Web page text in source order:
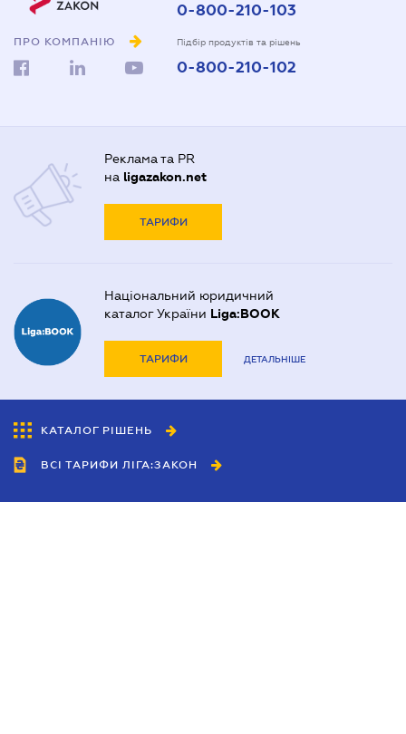
ПРО КОМПАНІЮ
0-800-210-103
Підбір продуктів та рішень
0-800-210-102
Реклама та PR
на ligazakon.net
ТАРИФИ
Національний юридичний
каталог України Liga:BOOK
ТАРИФИ ДЕТАЛЬНІШЕ
КАТАЛОГ РІШЕНЬ
ВСІ ТАРИФИ ЛІГА:ЗАКОН